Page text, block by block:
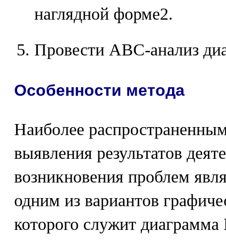
наглядной форме2.
Провести АВС-анализ
Особенности метода
Наиболее
выявления результатов
возникновения проблем
одним из вариантов
которого служит диаграмма